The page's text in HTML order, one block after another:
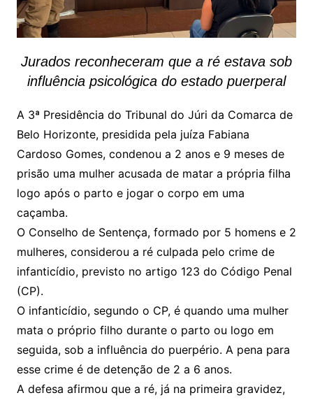
Jurados reconheceram que a ré estava sob
influência psicológica do estado puerperal
A 3ª Presidência do Tribunal do Júri da Comarca de
Belo Horizonte, presidida pela juíza Fabiana
Cardoso Gomes, condenou a 2 anos e 9 meses de
prisão uma mulher acusada de matar a própria filha
logo após o parto e jogar o corpo em uma
caçamba.
O Conselho de Sentença, formado por 5 homens e 2
mulheres, considerou a ré culpada pelo crime de
infanticídio, previsto no artigo 123 do Código Penal
(CP).
O infanticídio, segundo o CP, é quando uma mulher
mata o próprio filho durante o parto ou logo em
seguida, sob a influência do puerpério. A pena para
esse crime é de detenção de 2 a 6 anos.
A defesa afirmou que a ré, já na primeira gravidez,